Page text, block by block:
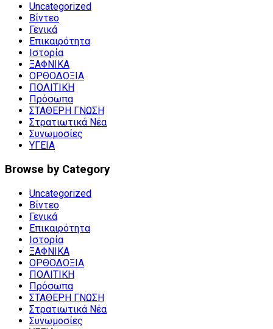
Uncategorized
Βίντεο
Γενικά
Επικαιρότητα
Ιστορία
ΞΑΦΝΙΚΑ
ΟΡΘΟΔΟΞΙΑ
ΠΟΛΙΤΙΚΗ
Πρόσωπα
ΣΤΑΘΕΡΗ ΓΝΩΣΗ
Στρατιωτικά Νέα
Συνωμοσίες
ΥΓΕΙΑ
Browse by Category
Uncategorized
Βίντεο
Γενικά
Επικαιρότητα
Ιστορία
ΞΑΦΝΙΚΑ
ΟΡΘΟΔΟΞΙΑ
ΠΟΛΙΤΙΚΗ
Πρόσωπα
ΣΤΑΘΕΡΗ ΓΝΩΣΗ
Στρατιωτικά Νέα
Συνωμοσίες